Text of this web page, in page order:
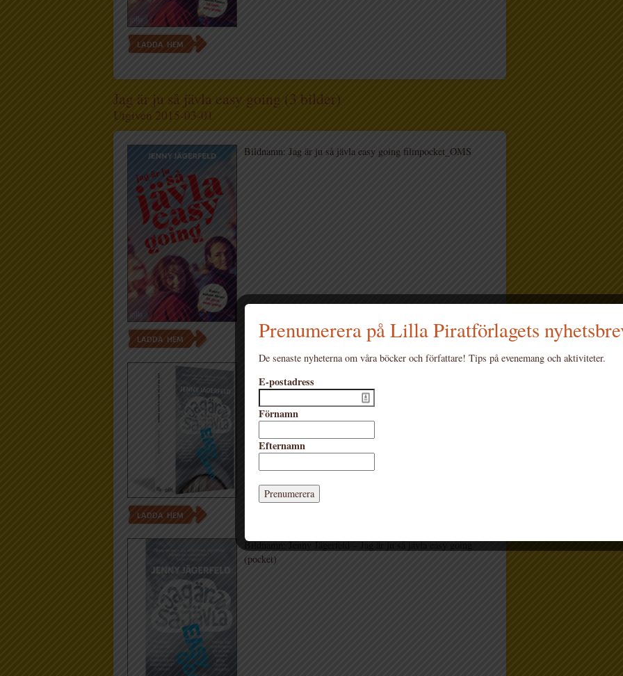
LADDA HEM
Jag är ju så jävla easy going (3 bilder)
Utgiven 2015-03-01
LADDA HEM
Bildnamn: Jag är ju så jävla easy going filmpocket_OMS
LADDA HEM
Bildnamn: Jenny Jägerfeld – Jag är ju så jävla easy going
(pocket), 3D
Bildnamn: Jenny Jägerfeld – Jag är ju så jävla easy going
(pocket)
Prenumerera på Lilla Piratförlagets
De senaste nyheterna om våra böcker och författare! Tips på evenemang och aktiviteter.
E-postadress
Förnamn
Efternamn